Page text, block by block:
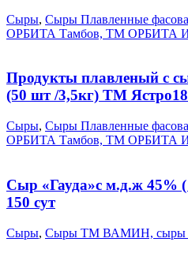
Сыры, Сыры Плавленные
ОРБИТА Тамбов, ТМ ОРБИТА
Продукты плавленый с
(50 шт /3,5кг) ТМ
Сыры, Сыры Плавленные
ОРБИТА Тамбов, ТМ ОРБИТА
Сыр «Гауда»с м.д.ж 45%
150 сут
Сыры, Сыры ТМ ВАМИН,